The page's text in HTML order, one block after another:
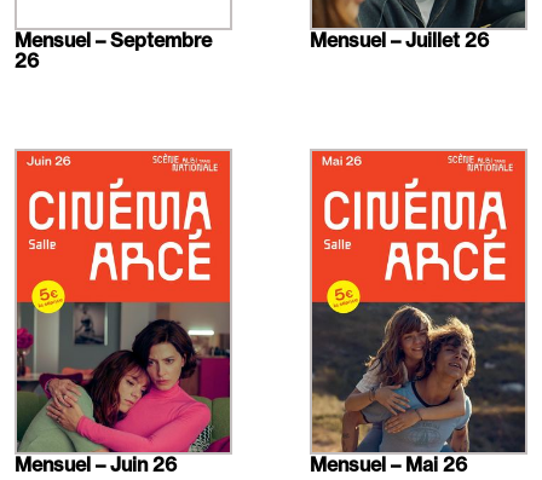
Mensuel – Septembre
26
Mensuel – Juillet 26
Mensuel – Juin 26
En
plus
Mensuel – Mai 26
En
plus